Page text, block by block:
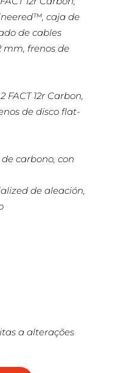
caja de
de cables
mm, frenos de
FACT 12r Carbon,
de disco flat-
carbono, con
de aleación,
a alterações